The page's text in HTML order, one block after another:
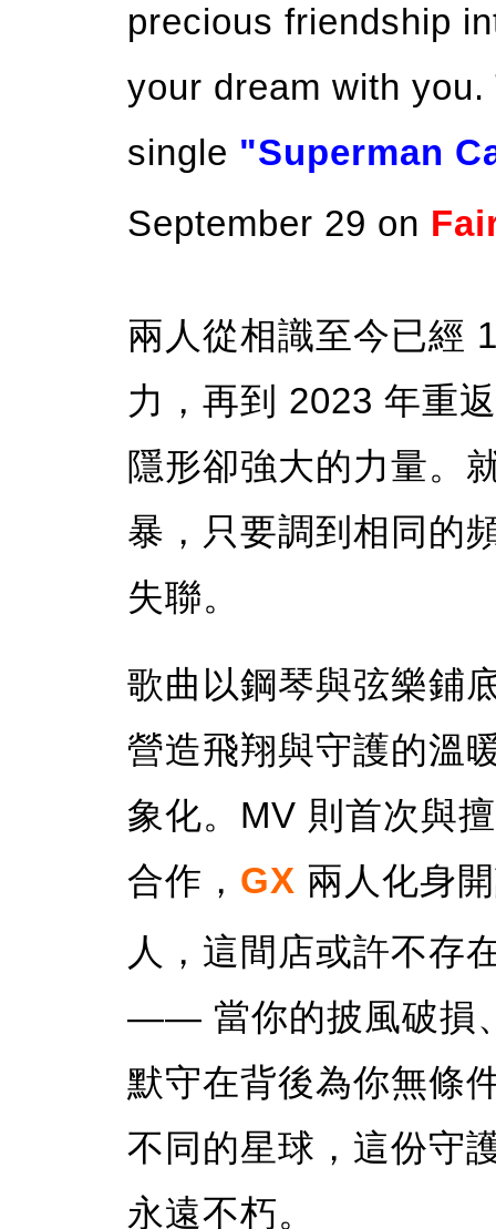
precious friendship
your dream with
single "Superman
September 29 on
兩人從相識至今已經
力，再到 2023 年重
隱形卻強大的力量。
暴，只要調到相同的
失聯。
歌曲以鋼琴與弦樂鋪
營造飛翔與守護的溫
象化。MV 則首次與
合作， GX 兩人化身
人，這間店或許不存
—— 當你的披風破損
默守在背後為你無條
不同的星球，這份守
永遠不朽。